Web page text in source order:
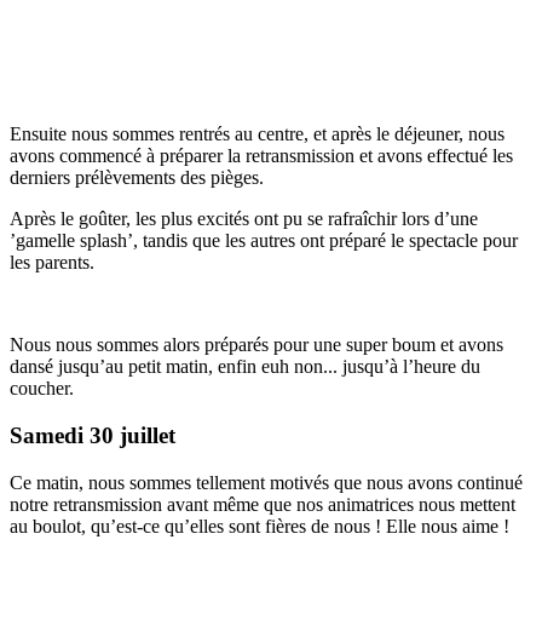
Ensuite nous sommes rentrés au centre, et après le déjeuner, nous
avons commencé à préparer la retransmission et avons effectué les
derniers prélèvements des pièges.
Après le goûter, les plus excités ont pu se rafraîchir lors d’une
’gamelle splash’, tandis que les autres ont préparé le spectacle pour
les parents.
Nous nous sommes alors préparés pour une super boum et avons
dansé jusqu’au petit matin, enfin euh non... jusqu’à l’heure du
coucher.
Samedi 30 juillet
Ce matin, nous sommes tellement motivés que nous avons continué
notre retransmission avant même que nos animatrices nous mettent
au boulot, qu’est-ce qu’elles sont fières de nous ! Elle nous aime !